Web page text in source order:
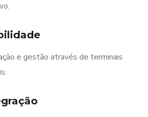
e gestão através de terminais